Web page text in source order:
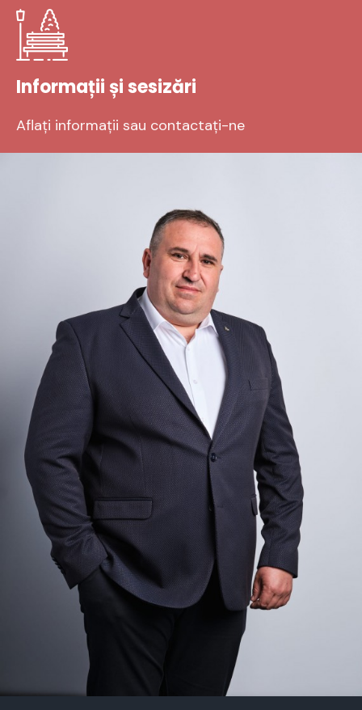
Informații și sesizări
Aflați informații sau contactați-ne